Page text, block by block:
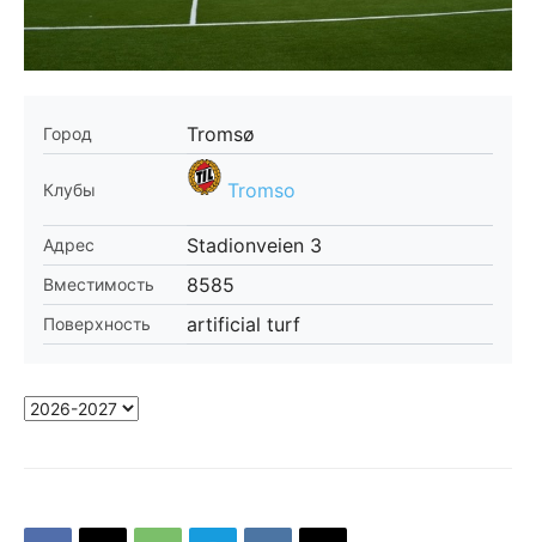
Город Tromsø
Клубы Tromso
Адрес Stadionveien 3
Вместимость 8585
Поверхность artificial turf